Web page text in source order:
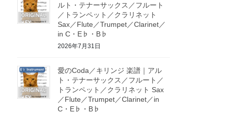
ルト・テナーサックス／フルート
／トランペット／クラリネット
Sax／Flute／Trumpet／Clarinet／
in C・E♭・B♭
2026年7月31日
愛のCoda／キリンジ 楽譜｜アル
ト・テナーサックス／フルート／
トランペット／クラリネット Sax
／Flute／Trumpet／Clarinet／in
C・E♭・B♭